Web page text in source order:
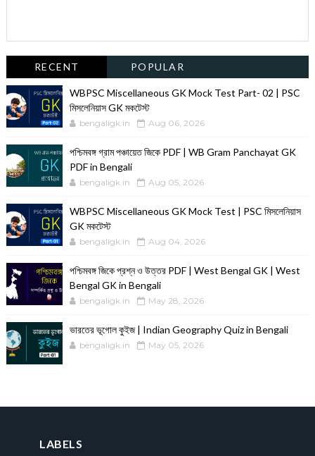
RECENT POPULAR
WBPSC Miscellaneous GK Mock Test Part- 02 | PSC
মিসলেনিয়াস GK মকটেস্ট
bengaligk.in Aug 06, 2026
পশ্চিমবঙ্গ গ্রাম পঞ্চায়েত জিকে PDF | WB Gram Panchayat GK
PDF in Bengali
bengaligk.in Aug 05, 2026
WBPSC Miscellaneous GK Mock Test | PSC মিসলেনিয়াস
GK মকটেস্ট
bengaligk.in Aug 04, 2026
পশ্চিমবঙ্গ জিকে প্রশ্ন ও উত্তর PDF | West Bengal GK | West
Bengal GK in Bengali
bengaligk.in May 28, 2026
ভারতের ভূগোল কুইজ | Indian Geography Quiz in Bengali
bengaligk.in May 05, 2026
LABELS